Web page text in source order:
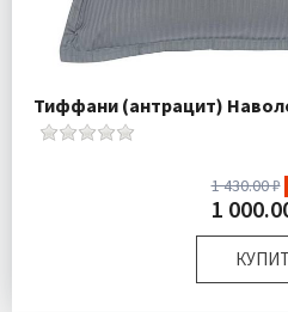
Тиффани (антрацит)
1 430.00 ₽
1